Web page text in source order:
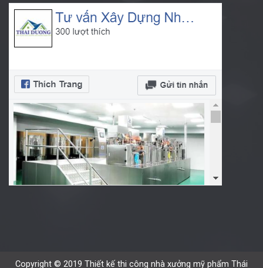
Copyright © 2019 Thiết kế thi công nhà xưởng mỹ phẩm Thái